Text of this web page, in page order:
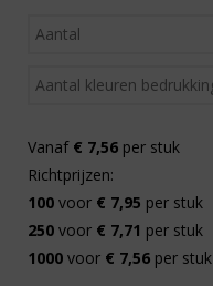
Vanaf € 7,56 per stuk
Richtprijzen:
100 voor € 7,95 per stuk
250 voor € 7,71 per stuk
1000 voor € 7,56 per stuk